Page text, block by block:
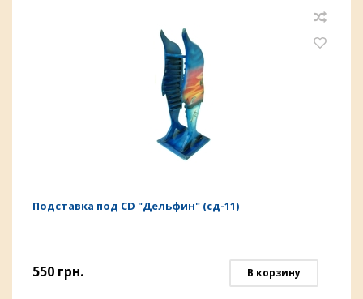
Подставка под CD "Дельфин" (сд-11)
550 грн. В корзину